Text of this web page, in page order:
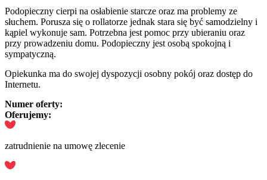
Podopieczny cierpi na osłabienie starcze oraz ma problemy ze
słuchem. Porusza się o rollatorze jednak stara się być samodzielny i
kąpiel wykonuje sam. Potrzebna jest pomoc przy ubieraniu oraz
przy prowadzeniu domu. Podopieczny jest osobą spokojną i
sympatyczną.
Opiekunka ma do swojej dyspozycji osobny pokój oraz dostęp do
Internetu.
Numer oferty:
Oferujemy:
zatrudnienie na umowę zlecenie